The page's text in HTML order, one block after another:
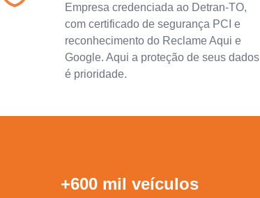
Empresa credenciada ao Detran-TO,
com certificado de segurança PCI e
reconhecimento do Reclame Aqui e
Google. Aqui a proteção de seus dados
é prioridade.
+600 mil veículos